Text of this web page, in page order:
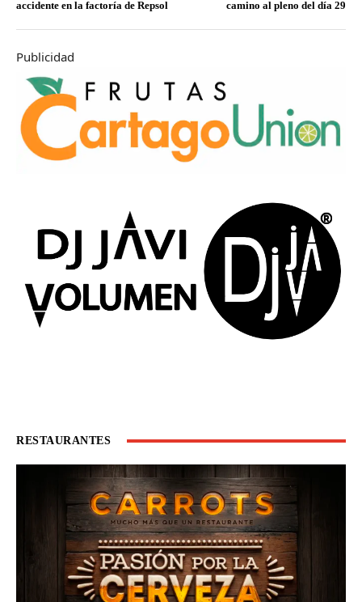
accidente en la factoría de Repsol camino al pleno del día 29
Publicidad
RESTAURANTES